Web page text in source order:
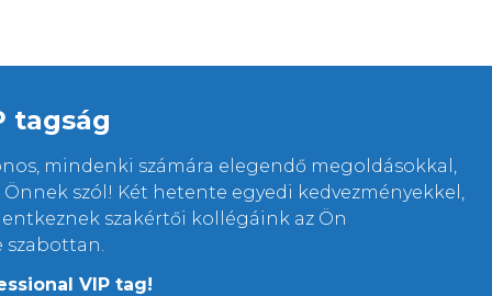
tagság
mindenki számára elegendő megoldásokkal,
szól! Két hetente egyedi kedvezményekkel,
szakértői kollégáink az Ön
szabottan.
VIP tag!